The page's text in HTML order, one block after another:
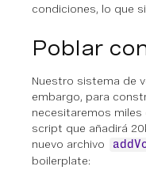
condiciones, lo que
Poblar
Nuestro sistema de
embargo, para
necesitaremos miles
script que añadirá
nuevo archivo
boilerplate: